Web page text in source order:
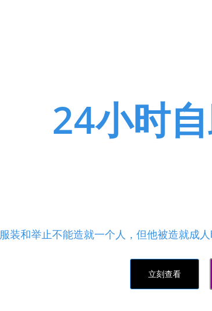
24小时
服装和举止不能造就一个人，但他被造就成
立刻查看